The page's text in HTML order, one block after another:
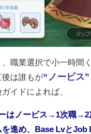
職業選択で小一時間
は誰もが“ ノービス”
イドによれば、
はノービス →1次職→2
進め、 Base LvとJob